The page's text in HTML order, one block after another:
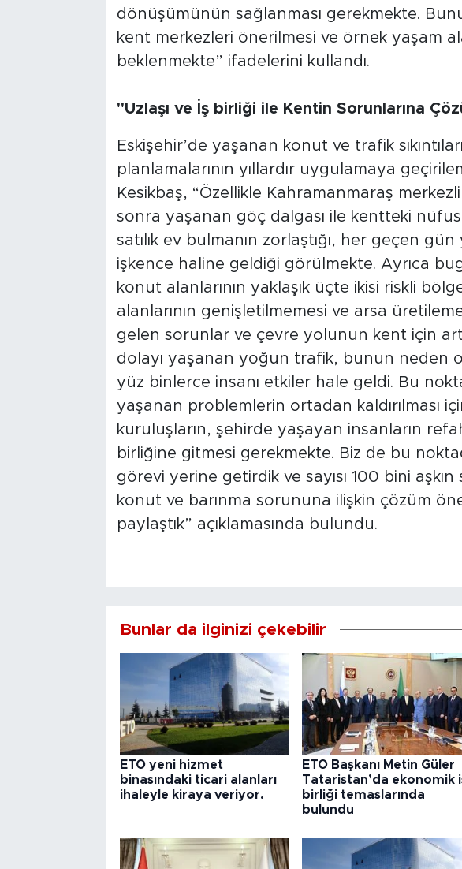
dönüşümünün sağlanması gerekmekte.
kent merkezleri önerilmesi ve örnek yaşam
beklenmekte” ifadelerini kullandı.
"Uzlaşı ve İş birliği ile Kentin Sorunlarına
Eskişehir’de yaşanan konut ve trafik
planlamalarının yıllardır uygulamaya
Kesikbaş, “Özellikle Kahramanmaraş
sonra yaşanan göç dalgası ile kentteki
satılık ev bulmanın zorlaştığı, her geçen
işkence haline geldiği görülmekte. Ayrıca
konut alanlarının yaklaşık üçte ikisi riskli
alanlarının genişletilmemesi ve arsa
gelen sorunlar ve çevre yolunun kent için
dolayı yaşanan yoğun trafik, bunun neden
yüz binlerce insanı etkiler hale geldi. Bu
yaşanan problemlerin ortadan kaldırılması
kuruluşların, şehirde yaşayan insanların
birliğine gitmesi gerekmekte. Biz de bu
görevi yerine getirdik ve sayısı 100 bini aşkın
konut ve barınma sorununa ilişkin çözüm
paylaştık” açıklamasında bulundu.
Bunlar da ilginizi çekebilir
ETO yeni hizmet
binasındaki ticari alanları
ihaleyle kiraya veriyor.
ETO Başkanı Metin Güler
Tataristan’da ekonomik
birliği temaslarında
bulundu